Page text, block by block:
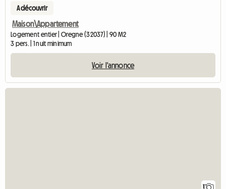
A découvrir
Maison\Appartement
Logement entier | Oregne (32037) | 90 M2
3 pers. | 1 nuit minimum
Voir l'annonce
1